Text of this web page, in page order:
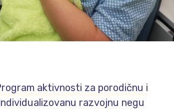
aktivnosti za porodičnu i
razvojnu negu